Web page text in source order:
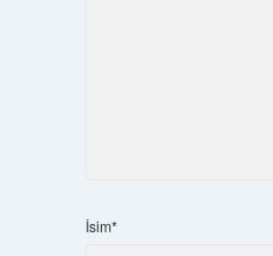
İsim*